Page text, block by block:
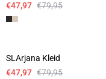
€47,97 €79,95
SLArjana Kleid
€47,97 €79,95